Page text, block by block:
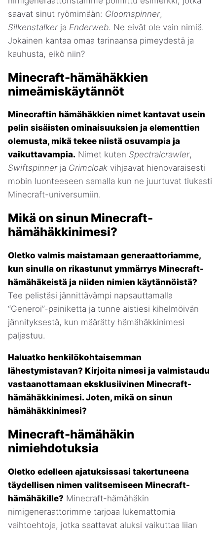
saavat sinut ryömimään: Gloomspinner,
Silkenstalkerja Enderweb. Ne eivät ole vain nimiä.
Jokainen kantaa omaa tarinaansa pimeydestä ja
kauhusta, eikö niin?
Minecraft-hämähäkkien
nimeämiskäytännöt
Minecraftin hämähäkkien nimet kantavat usein
pelin sisäisten ominaisuuksien ja elementtien
olemusta, mikä tekee niistä osuvampia ja
vaikuttavampia. Nimet kuten Spectralcrawler,
Swiftspinnerja Grimcloak vihjaavat hienovaraisesti
mobin luonteeseen samalla kun ne juurtuvat tiukasti
Minecraft-universumiin.
Mikä on sinun Minecraft-
hämähäkkinimesi?
Oletko valmis maistamaan generaattoriamme,
kun sinulla on rikastunut ymmärrys Minecraft-
hämähäkeistä ja niiden nimien käytännöistä?
Tee pelistäsi jännittävämpi napsauttamalla
“Generoi”-painiketta ja tunne aistiesi kihelmöivän
jännityksestä, kun määrätty hämähäkkinimesi
paljastuu.
Haluatko henkilökohtaisemman
lähestymistavan? Kirjoita nimesi ja valmistaudu
vastaanottamaan eksklusiivinen Minecraft-
hämähäkkinimesi. Joten, mikä on sinun
hämähäkkinimesi?
Minecraft-hämähäkin
nimiehdotuksia
Oletko edelleen ajatuksissasi takertuneena
täydellisen nimen valitsemiseen Minecraft-
hämähäkille? Minecraft-hämähäkin
nimigeneraattorimme tarjoaa lukemattomia
vaihtoehtoja, jotka saattavat aluksi vaikuttaa liian